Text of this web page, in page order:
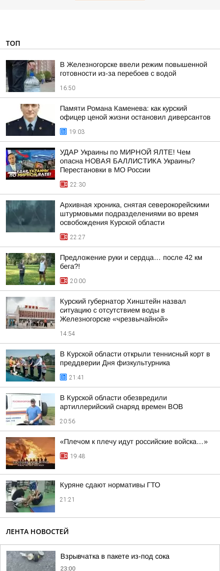
ТОП
В Железногорске ввели режим повышенной
готовности из-за перебоев с водой
16:50
Памяти Романа Каменева: как курский
офицер ценой жизни остановил диверсантов
19:03
УДАР Украины по МИРНОЙ ЯЛТЕ! Чем
опасна НОВАЯ БАЛЛИСТИКА Украины?
Перестановки в МО России
22:30
Архивная хроника, снятая северокорейскими
штурмовыми подразделениями во время
освобождения Курской области
22:27
Предложение руки и сердца… после 42 км
бега?!
20:00
Курский губернатор Хинштейн назвал
ситуацию с отсутствием воды в
Железногорске «чрезвычайной»
14:54
В Курской области открыли теннисный корт в
преддверии Дня физкультурника
21:41
В Курской области обезвредили
артиллерийский снаряд времен ВОВ
20:56
«Плечом к плечу идут российские войска…»
19:48
Куряне сдают нормативы ГТО
21:21
ЛЕНТА НОВОСТЕЙ
Взрывчатка в пакете из-под сока
23:00